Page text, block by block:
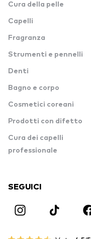
Cura della pelle
Capelli
Fragranza
Strumenti e pennelli
Denti
Bagno e corpo
Cosmetici coreani
Prodotti con difetto
Cura dei capelli
professionale
SEGUICI